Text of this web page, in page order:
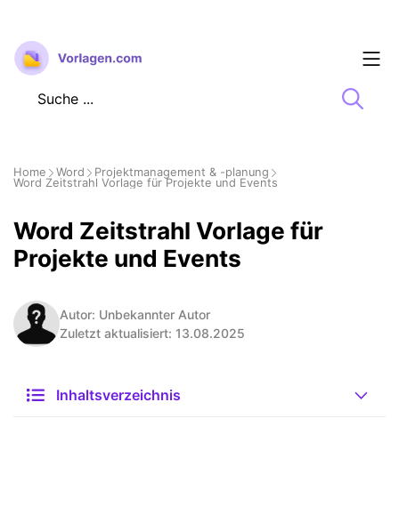
Zum
Inhalt
springen
Home Word
Projektmanagement & -planung
Word Zeitstrahl Vorlage für Projekte und Events
Word Zeitstrahl Vorlage für
Projekte und Events
Autor: Unbekannter Autor
Zuletzt aktualisiert: 13.08.2025
Inhaltsverzeichnis